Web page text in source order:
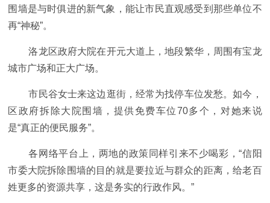
围墙是与时俱进的新气象，能让市民直观感受到那些单位不
再“神秘”。
洛龙区政府大院在开元大道上，地段繁华，周围有宝龙
城市广场和正大广场。
市民谷女士来这边逛街，经常为找停车位发愁。如今，
区政府拆除大院围墙，提供免费车位70多个，对她来说
是“真正的便民服务”。
各网络平台上，两地的政策同样引来不少喝彩，“信阳
市委大院拆除围墙的目的就是要拉近与群众的距离，给老百
姓更多的资源共享，这是务实的行政作风。”